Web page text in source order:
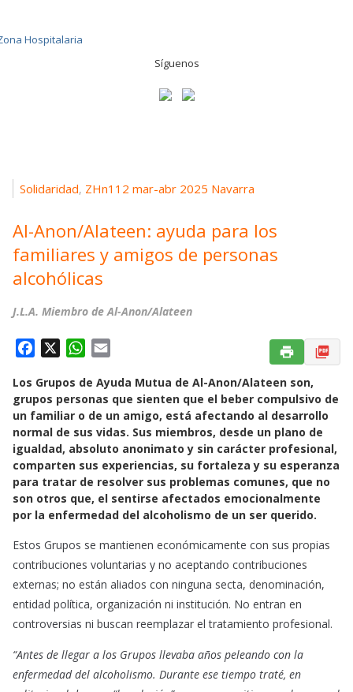
Síguenos
Solidaridad, ZHn112 mar-abr 2025 Navarra
Al-Anon/Alateen: ayuda para los
familiares y amigos de personas
alcohólicas
J.L.A. Miembro de Al-Anon/Alateen
c
e
b
o
o
k
W
a
t
s
A
p
p
a
i
l
Los Grupos de Ayuda Mutua de Al-Anon/Alateen son,
grupos personas que sienten que el beber compulsivo de
un familiar o de un amigo, está afectando al desarrollo
normal de sus vidas. Sus miembros, desde un plano de
igualdad, absoluto anonimato y sin carácter profesional,
comparten sus experiencias, su fortaleza y su esperanza
para tratar de resolver sus problemas comunes, que no
son otros que, el sentirse afectados emocionalmente
por la enfermedad del alcoholismo de un ser querido.
Estos Grupos se mantienen económicamente con sus propias
contribuciones voluntarias y no aceptando contribuciones
externas; no están aliados con ninguna secta, denominación,
entidad política, organización ni institución. No entran en
controversias ni buscan reemplazar el tratamiento profesional.
“Antes de llegar a los Grupos llevaba años peleando con la
enfermedad del alcoholismo. Durante ese tiempo traté, en